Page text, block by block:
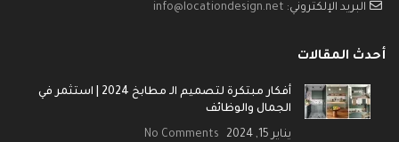
البريد الإلكتروني: info@locationdesign.net
أحدث المقالات
أفكار مبتكرة لتصميم الـ مطابخ 2024 | استثمر في
الجمال والوظائف
يناير 15, 2024 No Comments